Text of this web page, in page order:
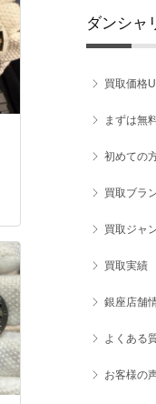
ダンシャ
買取価格
まずは無
初めての
買取ブラ
買取ジャ
買取実績
銀座店舗
よくある
お客様の